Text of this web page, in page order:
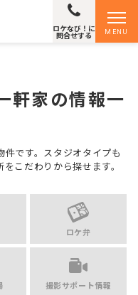
MENU
ロケなび！に
問合せする
軒家の情報一
です。スタジオタイプも
こだわりから探せます。
ロケ弁
撮影サポート情報